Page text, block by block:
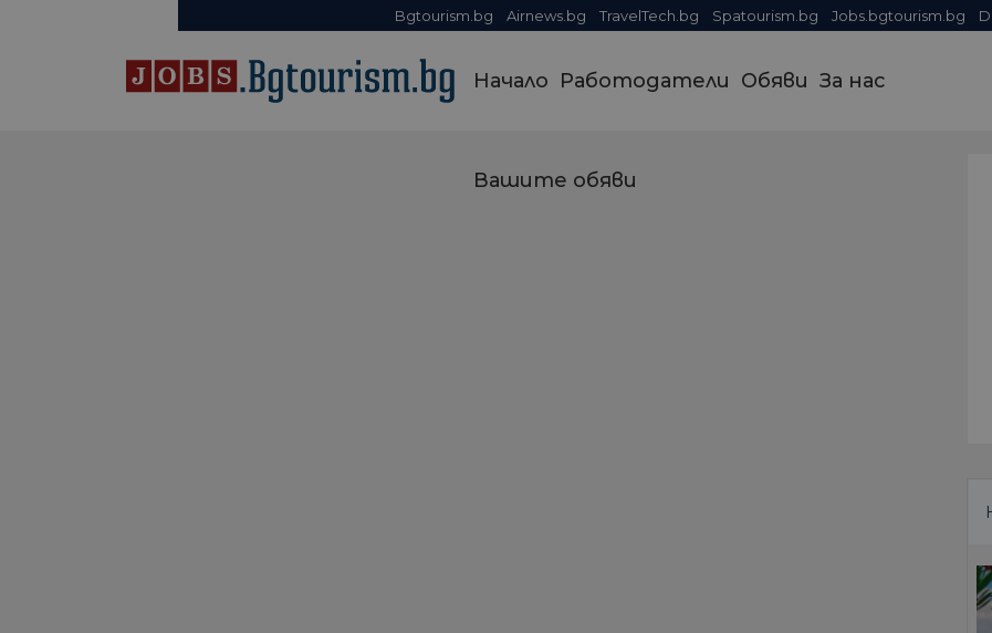
Bgtourism.bg Airnews.bg TravelTech.bg Spatourism.bg Jobs.bgtourism.bg
Начало Работодатели Обяви За нас
Вашите обяви